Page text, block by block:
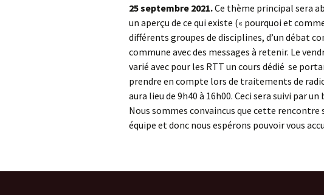
25 septembre 2021.Ce thème principal sera
un aperçu de ce qui existe (« pourquoi et
différents groupes de disciplines, d’un débat
commune avec des messages à retenir. Le
varié avec pour les RTT un cours dédié se
prendre en compte lors de traitements de
aura lieu de 9h40 à 16h00. Ceci sera suivi par
Nous sommes convaincus que cette
équipe et donc nous espérons pouvoir vous